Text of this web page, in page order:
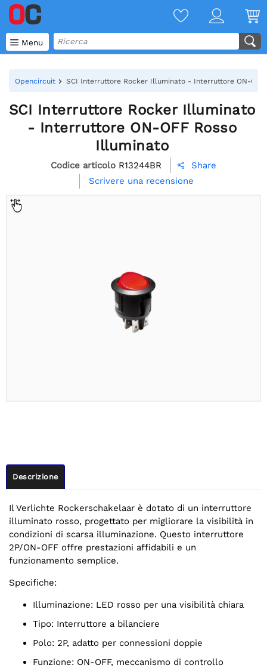
 Menu
Opencircuit SCI Interruttore Rocker Illuminato - Interruttore ON-OFF
SCI Interruttore Rocker Illuminato
- Interruttore ON-OFF Rosso
Illuminato
Codice articolo R13244BR 
Share
Scrivere una recensione
Descrizione
Il Verlichte Rockerschakelaar è dotato di un interruttore
illuminato rosso, progettato per migliorare la visibilità in
condizioni di scarsa illuminazione. Questo interruttore
2P/ON-OFF offre prestazioni affidabili e un
funzionamento semplice.
Specifiche:
Illuminazione: LED rosso per una visibilità chiara
Tipo: Interruttore a bilanciere
Polo: 2P, adatto per connessioni doppie
Funzione: ON-OFF, meccanismo di controllo